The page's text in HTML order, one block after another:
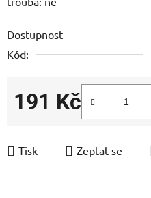
Dostupnost
Kód:
191 Kč
Tisk Zeptat se